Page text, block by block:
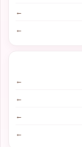
←
←
←
←
←
←